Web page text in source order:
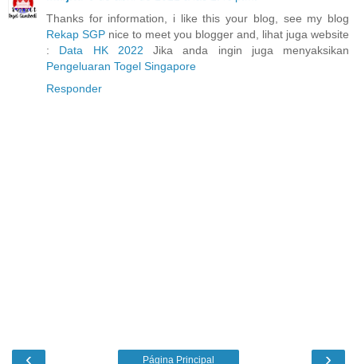
Thanks for information, i like this your blog, see my blog
Rekap SGP nice to meet you blogger and, lihat juga website
: Data HK 2022 Jika anda ingin juga menyaksikan
Pengeluaran Togel Singapore
Responder
‹ ›
Página Principal